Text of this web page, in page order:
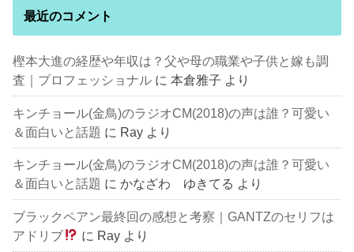
最近のコメント
樫本大進の経歴や年収は？父や母の職業や子供と嫁も調
査｜プロフェッショナル に本倉雅子 より
キンチョール(金鳥)のラジオCM(2018)の声は誰？可愛い
＆面白いと話題 に Ray より
キンチョール(金鳥)のラジオCM(2018)の声は誰？可愛い
＆面白いと話題 にかなざわ ゆきてる より
ブラックペアン最終回の感想と考察｜GANTZのセリフは
アドリブ
に Ray より